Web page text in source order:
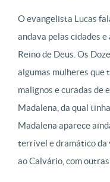
O evangelista Lucas
andava pelas cidades
Reino de Deus. Os
algumas mulheres que
malignos e curadas de
Madalena, da qual
Madalena aparece
terrível e dramático da
ao Calvário, com